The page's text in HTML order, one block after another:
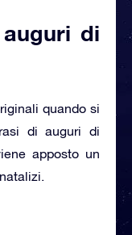
di
quando si
di auguri di
apposto un